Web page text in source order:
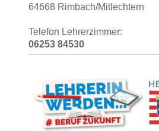
64668 Rimbach/Mitlechtern
Telefon Lehrerzimmer:
06253 84530